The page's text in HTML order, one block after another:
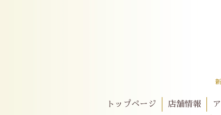
トップページ 店舗情報